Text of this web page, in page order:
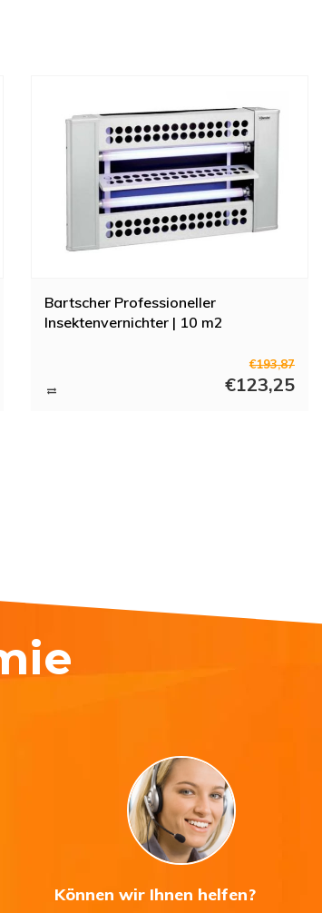
Bartscher Professioneller
Insektenvernichter | 10 m2
€193,87
€123,25
Können wir Ihnen helfen?